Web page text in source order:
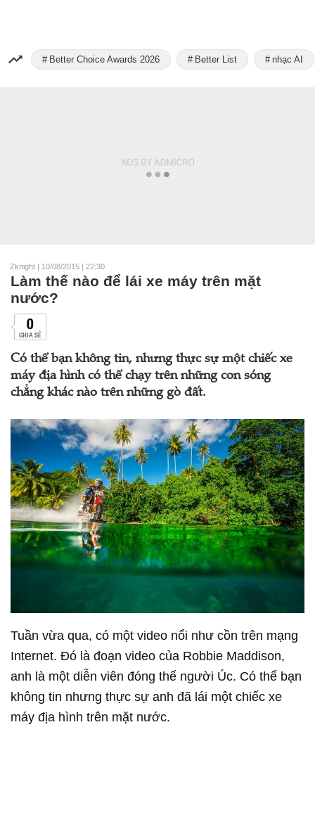
Better Choice Awards 2026 Better List nhạc AI
Zknight | 10/08/2015 | 22:30
Làm thế nào để lái xe máy trên mặt
nước?
0
CHIA SẺ
Có thể bạn không tin, nhưng thực sự một chiếc xe
máy địa hình có thể chạy trên những con sóng
chẳng khác nào trên những gò đất.
Tuần vừa qua, có một video nổi như cồn trên mạng
Internet. Đó là đoạn video của Robbie Maddison,
anh là một diễn viên đóng thế người Úc. Có thể bạn
không tin nhưng thực sự anh đã lái một chiếc xe
máy địa hình trên mặt nước.